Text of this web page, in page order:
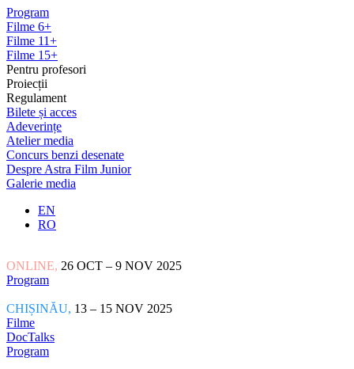
Program
Filme 6+
Filme 11+
Filme 15+
Pentru profesori
Proiecții
Regulament
Bilete și acces
Adeverințe
Atelier media
Concurs benzi desenate
Despre Astra Film Junior
Galerie media
EN
RO
ONLINE, 26 OCT – 9 NOV 2025
Program
CHIȘINĂU, 13 – 15 NOV 2025
Filme
DocTalks
Program